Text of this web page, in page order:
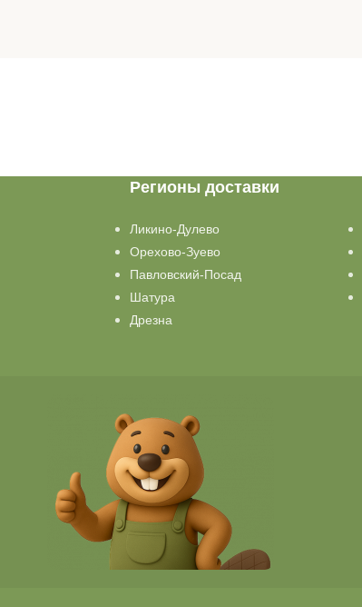
Регионы доставки
Ликино-Дулево
Орехово-Зуево
Павловский-Посад
Шатура
Дрезна